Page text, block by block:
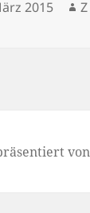
2015 Z